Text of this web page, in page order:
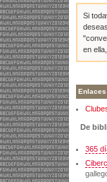
Si
en
De
365